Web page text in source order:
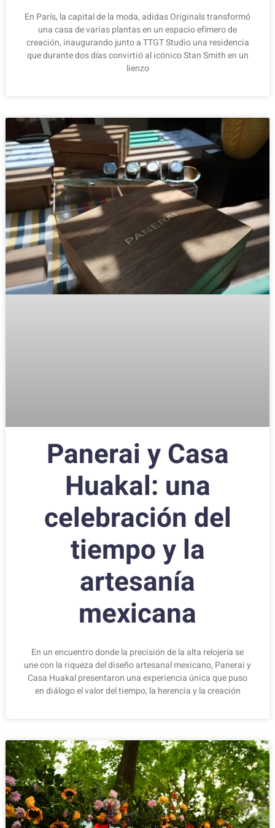
En París, la capital de la moda, adidas Originals transformó
una casa de varias plantas en un espacio efímero de
creación, inaugurando junto a TTGT Studio una residencia
que durante dos días convirtió al icónico Stan Smith en un
lienzo
Panerai y Casa
Huakal: una
celebración del
tiempo y la
artesanía
mexicana
En un encuentro donde la precisión de la alta relojería se
une con la riqueza del diseño artesanal mexicano, Panerai y
Casa Huakal presentaron una experiencia única que puso
en diálogo el valor del tiempo, la herencia y la creación